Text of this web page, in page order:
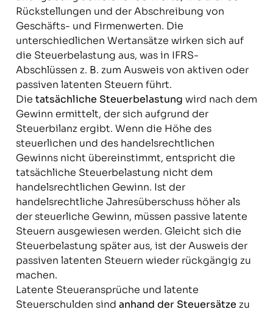
Rückstellungen und der Abschreibung von
Geschäfts- und Firmenwerten. Die
unterschiedlichen Wertansätze wirken sich auf
die Steuerbelastung aus, was in IFRS-
Abschlüssen z. B. zum Ausweis von aktiven oder
passiven latenten Steuern führt.
Die tatsächliche Steuerbelastung wird nach dem
Gewinn ermittelt, der sich aufgrund der
Steuerbilanz ergibt. Wenn die Höhe des
steuerlichen und des handelsrechtlichen
Gewinns nicht übereinstimmt, entspricht die
tatsächliche Steuerbelastung nicht dem
handelsrechtlichen Gewinn. Ist der
handelsrechtliche Jahresüberschuss höher als
der steuerliche Gewinn, müssen passive latente
Steuern ausgewiesen werden. Gleicht sich die
Steuerbelastung später aus, ist der Ausweis der
passiven latenten Steuern wieder rückgängig zu
machen.
Latente Steueransprüche und latente
Steuerschulden sind anhand der Steuersätze zu